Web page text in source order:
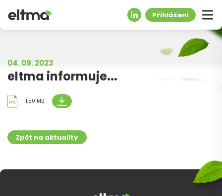
Přihlášení
04. 09. 2023
eltma informuje...
png 1.50 MB
Zpět na aktuality